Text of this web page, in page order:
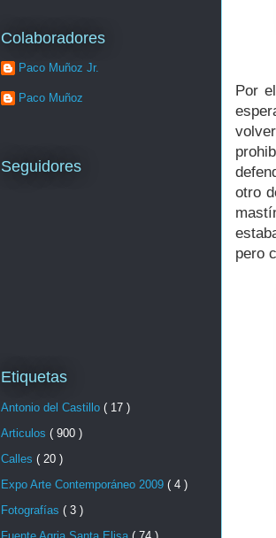
Por
otro
pero
Colaboradores
Paco Muñoz Jr.
Paco Muñoz
Seguidores
Etiquetas
Antonio del Castillo ( 17 )
Articulos ( 900 )
Calles ( 20 )
Expo Arte Contemporáneo 2009 ( 4 )
Fotografías ( 3 )